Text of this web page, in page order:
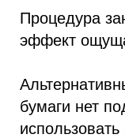
Процедура
эффект
бумаги нет